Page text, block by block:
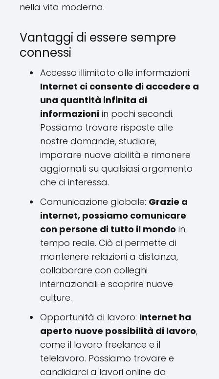
nella vita moderna.
Vantaggi di essere sempre
connessi
Accesso illimitato alle informazioni:
Internet ci consente di accedere a
una quantità infinita di
informazioni in pochi secondi.
Possiamo trovare risposte alle
nostre domande, studiare,
imparare nuove abilità e rimanere
aggiornati su qualsiasi argomento
che ci interessa.
Comunicazione globale: Grazie a
internet, possiamo comunicare
con persone di tutto il mondo in
tempo reale. Ciò ci permette di
mantenere relazioni a distanza,
collaborare con colleghi
internazionali e scoprire nuove
culture.
Opportunità di lavoro: Internet ha
aperto nuove possibilità di lavoro,
come il lavoro freelance e il
telelavoro. Possiamo trovare e
candidarci a lavori online da